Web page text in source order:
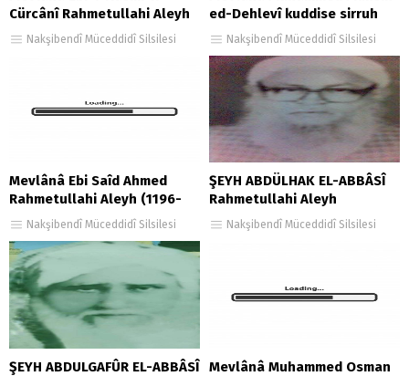
Cürcânî Rahmetullahi Aleyh
(380-450 hicrî)
Nakşibendî Müceddidî Silsilesi
ed-Dehlevî kuddise sirruh
Nakşibendî Müceddidî Silsilesi
Mevlânâ Ebi Saîd Ahmed
Rahmetullahi Aleyh (1196-
1250 hicrî)
Nakşibendî Müceddidî Silsilesi
ŞEYH ABDÜLHAK EL-ABBÂSÎ
Rahmetullahi Aleyh
Nakşibendî Müceddidî Silsilesi
ŞEYH ABDULGAFÛR EL-ABBÂSÎ
Mevlânâ Muhammed Osman